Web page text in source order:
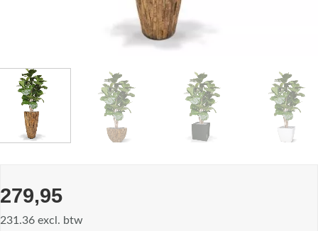
279,95
231.36 excl. btw